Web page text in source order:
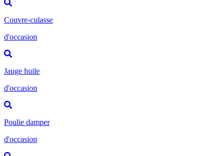
Couvre-culasse
d'occasion
Jauge huile
d'occasion
Poulie damper
d'occasion